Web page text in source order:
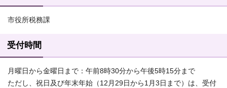
市役所税務課
受付時間
月曜日から金曜日まで：午前8時30分から午後5時15分まで
ただし、祝日及び年末年始（12月29日から1月3日まで）は、受付